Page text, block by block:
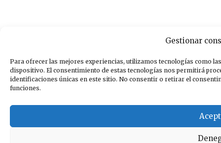
Gestionar
Para ofrecer las mejores experiencias, utilizamos tecnologías como
dispositivo. El consentimiento de estas tecnologías nos permitirá
identificaciones únicas en este sitio. No consentir o retirar el
funciones.